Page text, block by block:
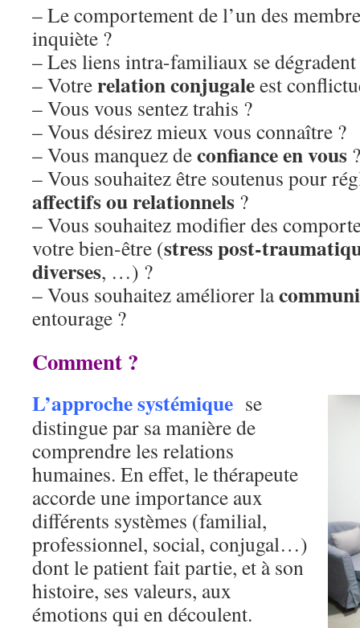
– Le comportement de l’un des
inquiète ?
– Les liens intra-familiaux se dégradent
– Votrerelation conjugaleest
– Vous vous sentez trahis ?
– Vous désirez mieux vous connaître ?
– Vous manquez deconfiance en vous ?
– Vous souhaitez être soutenus pour
affectifs ou relationnels ?
– Vous souhaitez modifier des
votre bien-être (stress post-
diverses, …) ?
– Vous souhaitez améliorer la
entourage ?
Comment ?
L’approche systémique se
distingue par sa manière de
comprendre les relations
humaines. En effet, le thérapeute
accorde une importance aux
différents systèmes (familial,
professionnel, social, conjugal…)
dont le patient fait partie, et à son
histoire, ses valeurs, aux
émotions qui en découlent.